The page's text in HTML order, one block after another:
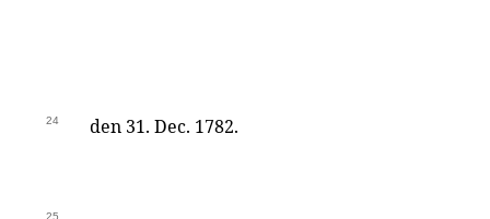
24 den 31. Dec. 1782.
25